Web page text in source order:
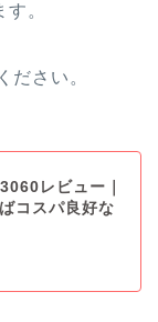
。
ださい。
レビュー｜
コスパ良好な